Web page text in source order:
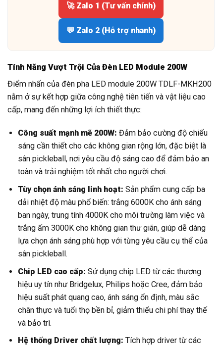
🚀 Zalo 1 (Tư vấn chính)
💬 Zalo 2 (Hỗ trợ nhanh)
Tính Năng Vượt Trội Của Đèn LED Module 200W
Điểm nhấn của đèn pha LED module 200W TDLF-MKH200
nằm ở sự kết hợp giữa công nghệ tiên tiến và vật liệu cao
cấp, mang đến những lợi ích thiết thực:
Công suất mạnh mẽ 200W: Đảm bảo cường độ chiếu
sáng cần thiết cho các không gian rộng lớn, đặc biệt là
sân pickleball, nơi yêu cầu độ sáng cao để đảm bảo an
toàn và trải nghiệm tốt nhất cho người chơi.
Tùy chọn ánh sáng linh hoạt: Sản phẩm cung cấp ba
dải nhiệt độ màu phổ biến: trắng 6000K cho ánh sáng
ban ngày, trung tính 4000K cho môi trường làm việc và
trắng ấm 3000K cho không gian thư giãn, giúp dễ dàng
lựa chọn ánh sáng phù hợp với từng yêu cầu cụ thể của
sân pickleball.
Chip LED cao cấp: Sử dụng chip LED từ các thương
hiệu uy tín như Bridgelux, Philips hoặc Cree, đảm bảo
hiệu suất phát quang cao, ánh sáng ổn định, màu sắc
chân thực và tuổi thọ bền bỉ, giảm thiểu chi phí thay thế
và bảo trì.
Hệ thống Driver chất lượng: Tích hợp driver từ các